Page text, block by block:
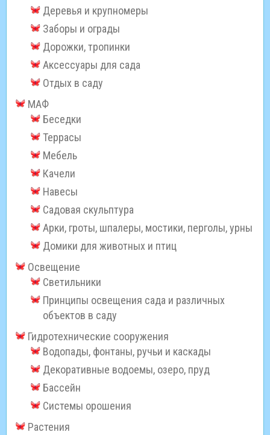
Деревья и крупномеры
Заборы и ограды
Дорожки, тропинки
Аксессуары для сада
Отдых в саду
МАФ
Беседки
Террасы
Мебель
Качели
Навесы
Садовая скульптура
Арки, гроты, шпалеры, мостики, перголы, урны
Домики для животных и птиц
Освещение
Светильники
Принципы освещения сада и различных
объектов в саду
Гидротехнические сооружения
Водопады, фонтаны, ручьи и каскады
Декоративные водоемы, озеро, пруд
Бассейн
Системы орошения
Растения